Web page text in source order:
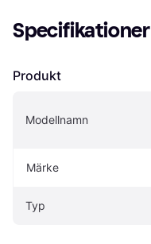
Specifikationer
Produkt
Modellnamn
Märke
Typ